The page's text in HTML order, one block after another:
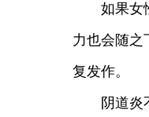
如果女性
力也会随之
复发作。
阴道炎不